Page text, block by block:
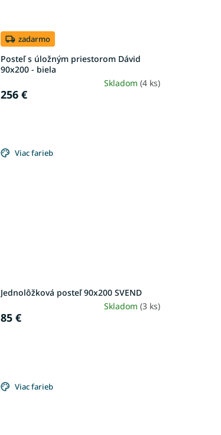
zadarmo
Posteľ s úložným priestorom Dávid
90x200 - biela
Skladom (4 ks)
256 €
Viac farieb
Jednolôžková posteľ 90x200 SVEND
Skladom (3 ks)
85 €
Viac farieb